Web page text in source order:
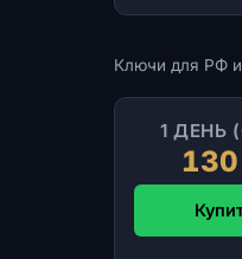
Ключи для РФ и
1 ДЕНЬ